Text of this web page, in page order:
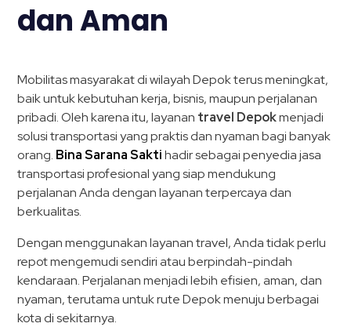
dan Aman
Mobilitas masyarakat di wilayah Depok terus meningkat,
baik untuk kebutuhan kerja, bisnis, maupun perjalanan
pribadi. Oleh karena itu, layanan travel Depokmenjadi
solusi transportasi yang praktis dan nyaman bagi banyak
orang. Bina Sarana Saktihadir sebagai penyedia jasa
transportasi profesional yang siap mendukung
perjalanan Anda dengan layanan terpercaya dan
berkualitas.
Dengan menggunakan layanan travel, Anda tidak perlu
repot mengemudi sendiri atau berpindah-pindah
kendaraan. Perjalanan menjadi lebih efisien, aman, dan
nyaman, terutama untuk rute Depok menuju berbagai
kota di sekitarnya.